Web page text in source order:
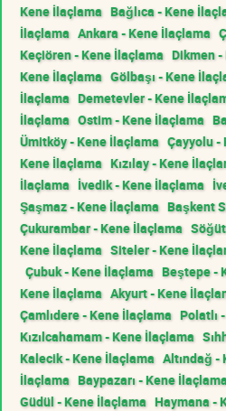
Kene İlaçlama Bağlıca - Kene
İlaçlama Ankara - Kene İlaçlama
Keçiören - Kene İlaçlama Dikmen
Kene İlaçlama Gölbaşı - Kene
İlaçlama Demetevler - Kene
İlaçlama Ostim - Kene İlaçlama
Ümitköy - Kene İlaçlama Çayyolu -
Kene İlaçlama Kızılay - Kene
İlaçlama İvedik - Kene İlaçlama
Şaşmaz - Kene İlaçlama Başkent
Çukurambar - Kene İlaçlama
Kene İlaçlama Siteler - Kene
Çubuk - Kene İlaçlama Beştepe -
Kene İlaçlama Akyurt - Kene
Çamlıdere - Kene İlaçlama Polatlı
Kızılcahamam - Kene İlaçlama
Kalecik - Kene İlaçlama Altındağ -
İlaçlama Baypazarı - Kene
Güdül - Kene İlaçlama Haymana -